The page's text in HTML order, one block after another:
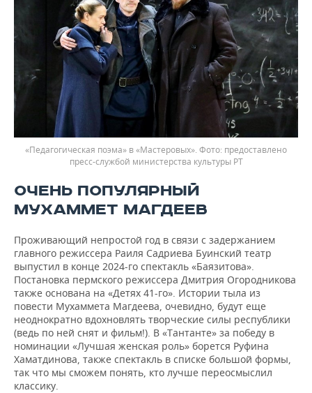
«Педагогическая поэма» в «Мастеровых».
предоставлено
пресс-службой министерства культуры РТ
ОЧЕНЬ ПОПУЛЯРНЫЙ
МУХАММЕТ МАГДЕЕВ
Проживающий непростой год в связи с задержанием
главного режиссера Раиля Садриева Буинский театр
выпустил в конце 2024-го спектакль «Баязитова».
Постановка пермского режиссера Дмитрия Огородникова
также основана на «Детях 41-го». Истории тыла из
повести Мухаммета Магдеева, очевидно, будут еще
неоднократно вдохновлять творческие силы республики
(ведь по ней снят и фильм!). В «Тантанте» за победу в
номинации «Лучшая женская роль» борется Руфина
Хаматдинова, также спектакль в списке большой формы,
так что мы сможем понять, кто лучше переосмыслил
классику.